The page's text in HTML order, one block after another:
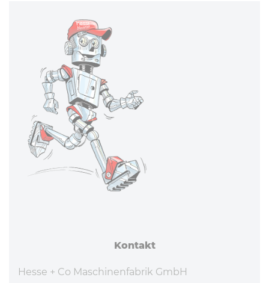
Kontakt
Hesse + Co Maschinenfabrik GmbH